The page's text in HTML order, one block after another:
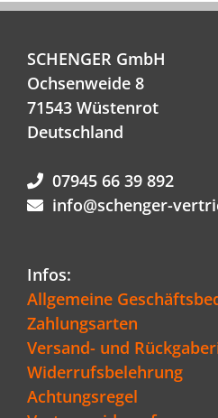
SCHENGER GmbH
Ochsenweide 8
71543 Wüstenrot
Deutschland
07945 66 39 892
info@schenger-
Infos:
Allgemeine
Zahlungsarten
Versand- und
Widerrufsbelehrung
Achtungsregel